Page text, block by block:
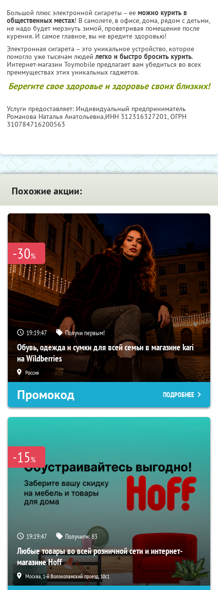
Большой плюс электронной сигареты – ее можно курить в
общественных местах! В самолете, в офисе, дома, рядом с детьми,
не надо будет мерзнуть зимой, проветривая помещение после
курения. И самое главное, вы не вредите здоровью!
Электронная сигарета – это уникальное устройство, которое
помогло уже тысячам людейлегко и быстро бросить курить.
Интернет-магазин Toymobile предлагает вам убедиться во всех
преимуществах этих уникальных гаджетов.
Берегите свое здоровье и здоровье своих близких!
Услуги предоставляет: Индивидуальный предприниматель
Романова Наталья Анатольевна,ИНН 312316327201, ОГРН
310784716200563
Похожие акции:
-30%
19:19:46 Получи первым!
Обувь, одежда и сумки для всей семьи в магазине kari
на Wildberries
Россия
Промокод ПОДРОБНЕЕ
-15%
19:19:46 Получили:83
Любые товары во всей розничной сети и интернет-
магазине Hoff
Москва, 1-й Волоколамский проезд, 10с1